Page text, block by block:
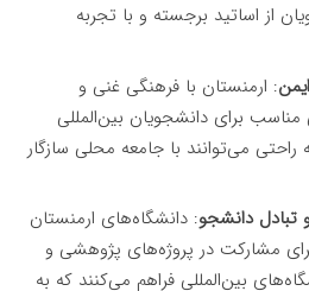
از اساتید برجسته و با تجربه
: ارمنستان با فرهنگی غنی و
برای دانشجویان بین‌المللی
می‌توانند با جامعه محلی سازگار
دانشجو: دانشگاه‌های ارمنستان
مشارکت در پروژه‌های پژوهشی و
بین‌المللی فراهم می‌کنند که به